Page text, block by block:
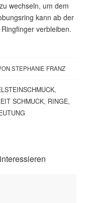
wechseln, um dem
kann ab der
verbleiben.
STEPHANIE FRANZ
,
SCHMUCK, RINGE,